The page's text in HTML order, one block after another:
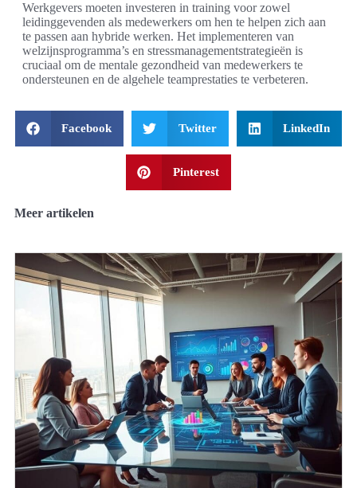
Werkgevers moeten investeren in training voor zowel
leidinggevenden als medewerkers om hen te helpen zich aan
te passen aan hybride werken. Het implementeren van
welzijnsprogramma’s en stressmanagementstrategieën is
cruciaal om de mentale gezondheid van medewerkers te
ondersteunen en de algehele teamprestaties te verbeteren.
Facebook Twitter LinkedIn
Pinterest
Meer artikelen